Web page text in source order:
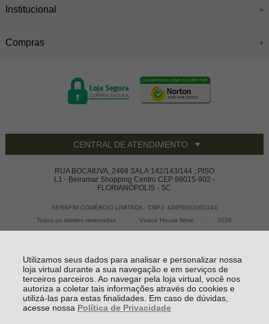
Utilizamos seus dados para analisar e personalizar nossa
loja virtual durante a sua navegação e em serviços de
terceiros parceiros. Ao navegar pela loja virtual, você nos
autoriza a coletar tais informações através do cookies e
utilizá-las para estas finalidades. Em caso de dúvidas,
acesse nossa Política de Privacidade
Institucional
Compras
CENTRAL DE ATENDIMENTO
RUA BOCAIUVA, 2468 SALA:142/143/144 ;:PISO
L1 - Beiramar Shopping Centro CEP 88015-902 -
FLORIANÓPOLIS - SC
SERAFIM COMÉRCIO LIMITADA - CNPJ: 42459022000164
Todos os direitos reservados
- Vivace House Ware - 2026